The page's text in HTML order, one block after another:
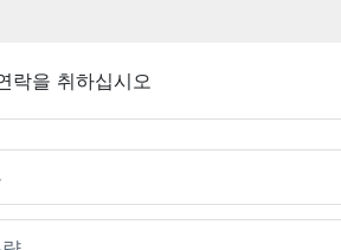
락을 취하십시오